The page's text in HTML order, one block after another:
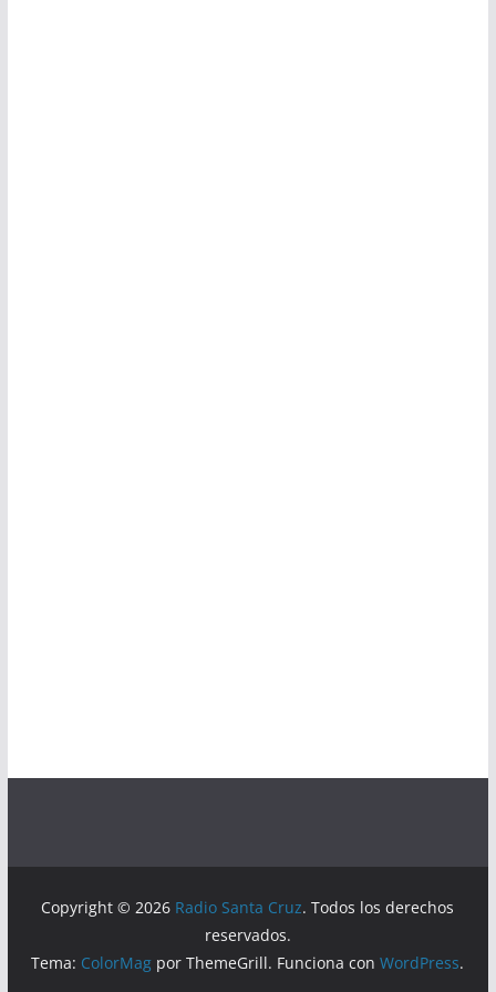
Copyright © 2026 Radio Santa Cruz. Todos los derechos
reservados.
Tema: ColorMag por ThemeGrill. Funciona conWordPress.